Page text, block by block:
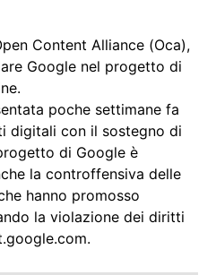
Content Alliance (Oca),
Google nel progetto di
poche settimane fa
digitali con il sostegno di
di Google è
la controffensiva delle
hanno promosso
la violazione dei diritti